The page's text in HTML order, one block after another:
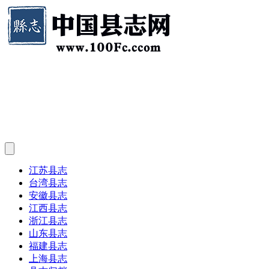
江苏县志
台湾县志
安徽县志
江西县志
浙江县志
山东县志
福建县志
上海县志